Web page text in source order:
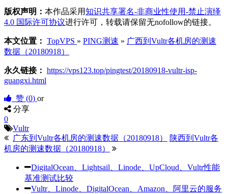
版权声明： 本作品采用知识共享署名-非商业性使用-禁止演绎
4.0 国际许可协议进行许可，转载请保留无nofollow的链接。
本文位置： TopVPS » PING测速 » 广西到Vultr各机房的测速
数据（20180918）
永久链接： https://vps123.top/pingtest/20180918-vultr-isp-
guangxi.html
赞 (0) or
分享
0
Vultr
广东到Vultr各机房的测速数据（20180918）
陕西到Vultr各
机房的测速数据（20180918）
DigitalOcean、Lightsail、Linode、UpCloud、Vultr性能
基准测试比较
Vultr、Linode、DigitalOcean、Amazon、阿里云的服务